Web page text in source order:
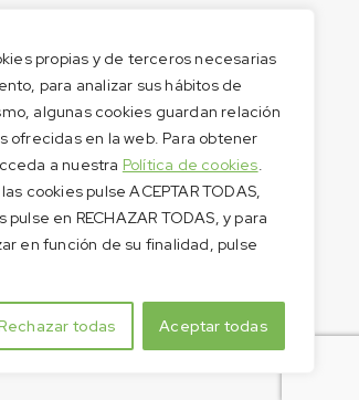
propias y de terceros necesarias
para analizar sus hábitos de
algunas cookies guardan relación
ofrecidas en la web. Para obtener
a nuestra Política de cookies.
cookies pulse ACEPTAR TODAS,
en RECHAZAR TODAS, y para
en función de su finalidad, pulse
todas Aceptar todas